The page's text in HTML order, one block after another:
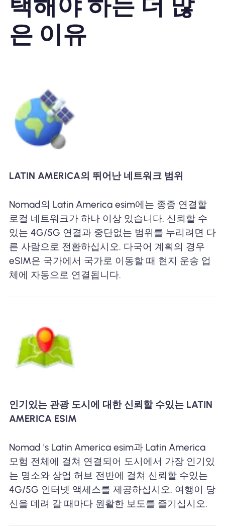
택해야 하는 더 많
은 이유
LATIN AMERICA의 뛰어난 네트워크 범위
Nomad의 Latin America esim에는 종종 연결할
로컬 네트워크가 하나 이상 있습니다. 신뢰할 수
있는 4G/5G 연결과 중단없는 범위를 누리려면 다
른 사람으로 전환하십시오. 다국어 계획의 경우
eSIM은 국가에서 국가로 이동할 때 현지 운송 업
체에 자동으로 연결됩니다.
인기있는 관광 도시에 대한 신뢰할 수있는 LATIN
AMERICA ESIM
Nomad 's Latin America esim과 Latin America
모험 전체에 걸쳐 연결되어 도시에서 가장 인기있
는 명소와 상업 허브 전반에 걸쳐 신뢰할 수있는
4G/5G 인터넷 액세스를 제공하십시오. 여행이 당
신을 데려 갈 때마다 원활한 보도를 즐기십시오.